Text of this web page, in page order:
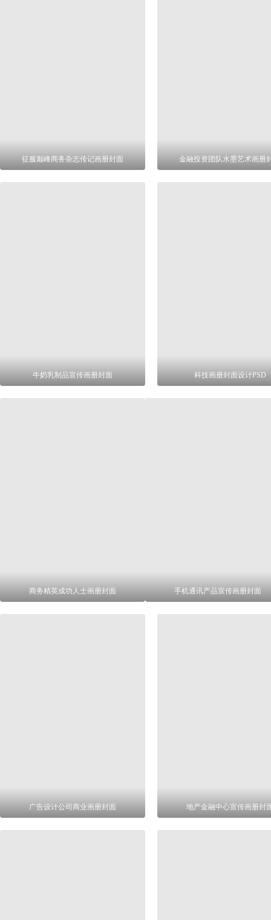
征服巅峰商务杂志传记画册封面 金融投资团队水墨艺术画册
牛奶乳制品宣传画册封面 科技画册封面设计PSD
商务精英成功人士画册封面 手机通讯产品宣传画册封面
广告设计公司商业画册封面 地产金融中心宣传画册封